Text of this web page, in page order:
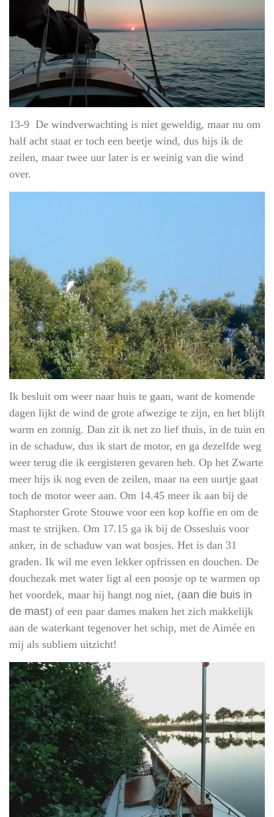
13-9 De windverwachting is niet geweldig, maar nu om
half acht staat er toch een beetje wind, dus hijs ik de
zeilen, maar twee uur later is er weinig van die wind
over.
Ik besluit om weer naar huis te gaan, want de komende
dagen lijkt de wind de grote afwezige te zijn, en het blijft
warm en zonnig. Dan zit ik net zo lief thuis, in de tuin en
in de schaduw, dus ik start de motor, en ga dezelfde weg
weer terug die ik eergisteren gevaren heb. Op het Zwarte
meer hijs ik nog even de zeilen, maar na een uurtje gaat
toch de motor weer aan. Om 14.45 meer ik aan bij de
Staphorster Grote Stouwe voor een kop koffie en om de
mast te strijken. Om 17.15 ga ik bij de Ossesluis voor
anker, in de schaduw van wat bosjes. Het is dan 31
graden. Ik wil me even lekker opfrissen en douchen. De
douchezak met water ligt al een poosje op te warmen op
het voordek, maar hij hangt nog niet, (aan die buis in
de mast) of een paar dames maken het zich makkelijk
aan de waterkant tegenover het schip, met de Aimée en
mij als subliem uitzicht!